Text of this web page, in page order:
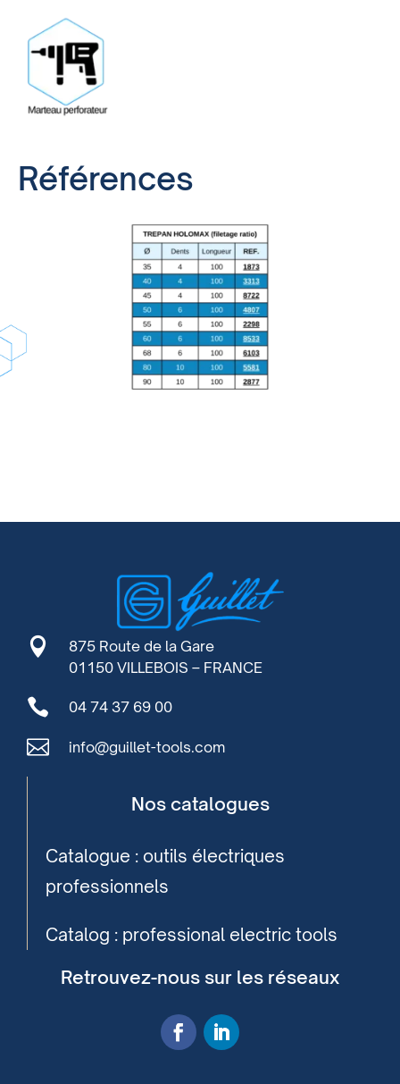
Références

875 Route de la Gare
01150 VILLEBOIS – FRANCE
 04 74 37 69 00
 info@guillet-tools.com
Nos catalogues
Catalogue : outils électriques
professionnels
Catalog : professional electric tools
Retrouvez-nous sur les réseaux